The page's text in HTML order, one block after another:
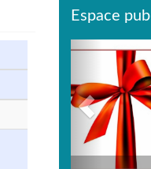
Espace pub
Previous